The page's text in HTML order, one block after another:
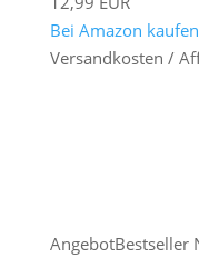
Bei Amazon kaufen
Versandkosten /
AngebotBestseller